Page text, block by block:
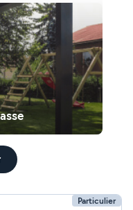
Particulier